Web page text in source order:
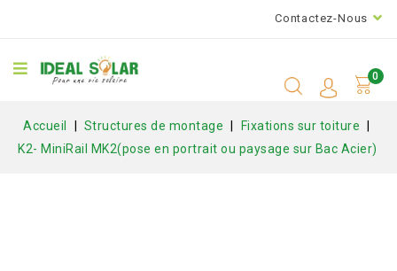
Contactez-Nous
0
Accueil Structures de montage
Fixations sur toiture
K2- MiniRail MK2(pose en portrait ou paysage sur Bac Acier)